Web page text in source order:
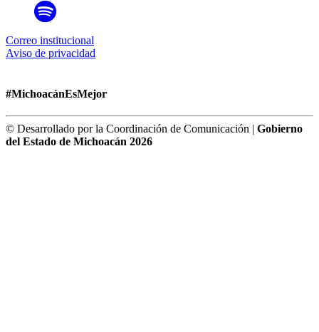
Correo institucional
Aviso de privacidad
#MichoacánEsMejor
© Desarrollado por la Coordinación de Comunicación | Gobierno
del Estado de Michoacán 2026